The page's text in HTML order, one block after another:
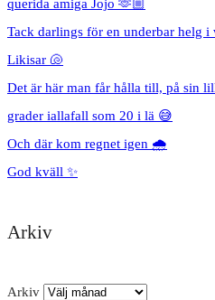
querida amiga Jojo 🫶🏼
Tack darlings för en underbar helg i
Likisar 🐚
Det är här man får hålla till, på sin
grader iallafall som 20 i lä 😅
Och där kom regnet igen 🌧️
God kväll ✨
Arkiv
Arkiv